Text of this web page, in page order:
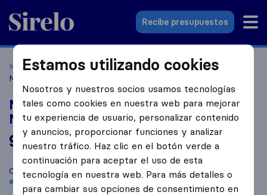
Sirelo.es
Recibe presupuestos
Inicio Empresas de mudanzas
Cabezo de Torres
Mudanzas y Guardamuebles Guirao, Murcia
Mudanzas y Guardamuebles Guirao,
Murcia
9,4 basado en81
reseñas de Sirelo y Google
i
Compara Mudanzas y Guardamuebles Guirao, Murcia con otras
empresas de mudanzas de Cabezo de Torres
Estamos utilizando cookies
Nosotros y nuestros socios usamos tecnologías
tales como cookies en nuestra web para mejorar
tu experiencia de usuario, personalizar contenido
y anuncios, proporcionar funciones y analizar
nuestro tráfico. Haz clic en el botón verde a
continuación para aceptar el uso de esta
tecnología en nuestra web. Para más detalles o
para cambiar sus opciones de consentimiento en